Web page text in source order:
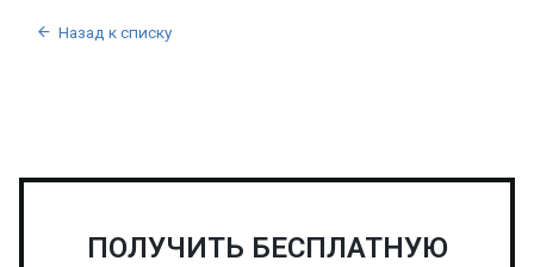
 Назад к списку
ПОЛУЧИТЬ БЕСПЛАТНУЮ